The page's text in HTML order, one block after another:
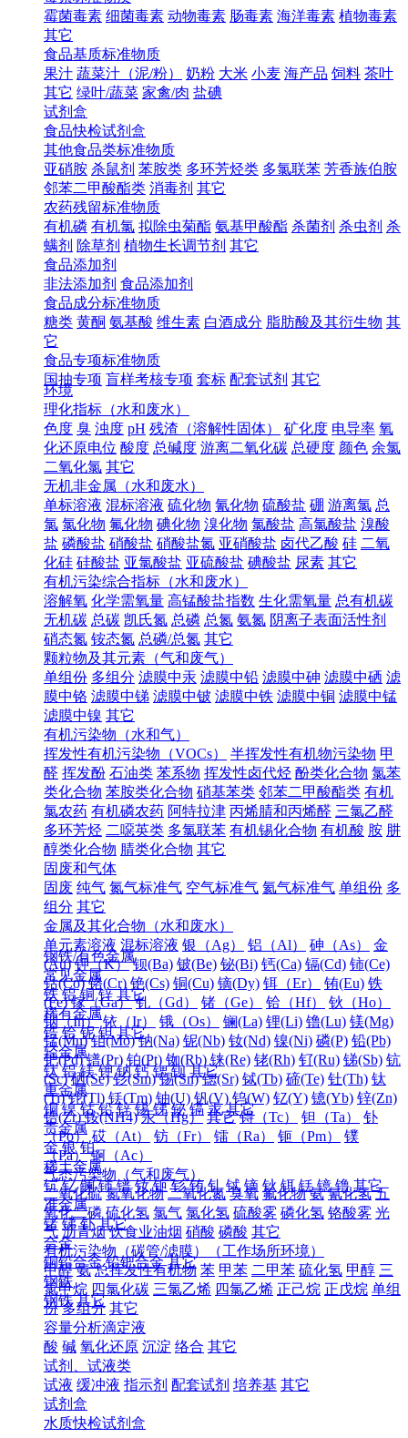
霉菌毒素 细菌毒素 动物毒素 肠毒素 海洋毒素 植物毒素
其它
食品基质标准物质
果汁 蔬菜汁（泥/粉） 奶粉 大米 小麦 海产品 饲料 茶叶
其它 绿叶/蔬菜 家禽/肉 盐碘
试剂盒
食品快检试剂盒
其他食品类标准物质
亚硝胺 杀鼠剂 苯胺类 多环芳烃类 多氯联苯 芳香族伯胺
邻苯二甲酸酯类 消毒剂 其它
农药残留标准物质
有机磷 有机氯 拟除虫菊酯 氨基甲酸酯 杀菌剂 杀虫剂 杀
螨剂 除草剂 植物生长调节剂 其它
食品添加剂
非法添加剂 食品添加剂
食品成分标准物质
糖类 黄酮 氨基酸 维生素 白酒成分 脂肪酸及其衍生物 其
它
食品专项标准物质
国抽专项 盲样考核专项 套标 配套试剂 其它
环境
理化指标（水和废水）
色度 臭 浊度 pH 残渣（溶解性固体） 矿化度 电导率 氧
化还原电位 酸度 总碱度 游离二氧化碳 总硬度 颜色 余氯
二氧化氯 其它
无机非金属（水和废水）
单标溶液 混标溶液 硫化物 氰化物 硫酸盐 硼 游离氯 总
氯 氯化物 氟化物 碘化物 溴化物 氯酸盐 高氯酸盐 溴酸
盐 磷酸盐 硝酸盐 硝酸盐氮 亚硝酸盐 卤代乙酸 硅 二氧
化硅 硅酸盐 亚氯酸盐 亚硫酸盐 碘酸盐 尿素 其它
有机污染综合指标（水和废水）
溶解氧 化学需氧量 高锰酸盐指数 生化需氧量 总有机碳
无机碳 总碳 凯氏氮 总磷 总氮 氨氮 阴离子表面活性剂
硝态氮 铵态氮 总磷/总氮 其它
颗粒物及其元素（气和废气）
单组份 多组分 滤膜中汞 滤膜中铅 滤膜中砷 滤膜中硒 滤
膜中铬 滤膜中锑 滤膜中铍 滤膜中铁 滤膜中铜 滤膜中锰
滤膜中镍 其它
有机污染物（水和气）
挥发性有机污染物（VOCs）
半挥发性有机物污染物 甲
醛 挥发酚 石油类 苯系物 挥发性卤代烃 酚类化合物 氯苯
类化合物 苯胺类化合物 硝基苯类 邻苯二甲酸酯类 有机
氯农药 有机磷农药 阿特拉津 丙烯腈和丙烯醛 三氯乙醛
多环芳烃 二噁英类 多氯联苯 有机锡化合物 有机酸 胺 肼
醇类化合物 腈类化合物 其它
固废和气体
固废 纯气 氮气标准气 空气标准气 氦气标准气 单组份 多
组分 其它
金属及其化合物（水和废水）
单元素溶液 混标溶液 银（Ag） 铝（Al） 砷（As）
金
(Au) 钾（K） 钡(Ba) 铍(Be) 铋(Bi) 钙(Ca) 镉(Cd) 铈(Ce)
钴(Co) 铬(Cr) 铯(Cs) 铜(Cu) 镝(Dy) 铒（Er） 铕(Eu) 铁
(Fe) 镓（Ga） 钆（Gd） 锗（Ge） 铪（Hf）
钬（Ho）
铟（In） 铱（Ir） 锇（Os） 镧(La) 锂(Li) 镥(Lu) 镁(Mg)
锰(Mn) 钼(Mo) 钠(Na) 铌(Nb) 钕(Nd) 镍(Ni) 磷(P) 铅(Pb)
钯(Pd) 镨(Pr) 铂(Pt) 铷(Rb) 铼(Re) 铑(Rh) 钌(Ru) 锑(Sb) 钪
(Sc) 硒(Se) 钐(Sm) 锡(Sn) 锶(Sr) 铽(Tb) 碲(Te) 钍(Th) 钛
(Ti) 铊(Tl) 铥(Tm) 铀(U) 钒(V) 钨(W) 钇(Y) 镱(Yb) 锌(Zn)
锆(Zr) 铵(NH4) 汞（Hg） 其它 锝（Tc） 钽（Ta）
钋
（Po） 砹（At） 钫（Fr） 镭（Ra） 钷（Pm）
镤
（Pa） 锕（Ac）
气态污染物（气和废气）
二氧化硫 氮氧化物 二氧化氮 臭氧 氟化物 氨 氰化氢 五
氧化二磷 硫化氢 氯气 氯化氢 硫酸雾 磷化氢 铬酸雾 光
气 沥青烟 饮食业油烟 硝酸 磷酸 其它
有机污染物（碳管/滤膜）（工作场所环境）
甲醛 氨 总挥发性有机物 苯 甲苯 二甲苯 硫化氢 甲醇 三
氯甲烷 四氯化碳 三氯乙烯 四氯乙烯 正己烷 正戊烷 单组
份 多组分 其它
容量分析滴定液
酸 碱 氧化还原 沉淀 络合 其它
试剂、试液类
试液 缓冲液 指示剂 配套试剂 培养基 其它
试剂盒
水质快检试剂盒
钢铁/有色金属
常见金属
铁 铝 铜 锌 其它
稀有金属
锆 铪 铌 钽 其它
轻金属
钛 铝 镁 钾 钠 钙 锶 钡 其它
重金属
铜 镍 钴 铅 锌 锡 锑 铋 镉 汞 其它
贵金属
金 银 铂
稀土金属
钪 钇 镧 铈 镨 钕 钷 钐 铕 钆 铽 镝 钬 铒 铥 镱 镥 其它
准金属
锗 锑 钋 其它
合金
铜铅合金 铅钯合金 其它
钢铁
钢铁 其它